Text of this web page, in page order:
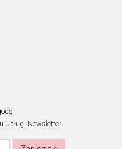
Usługi Newsletter